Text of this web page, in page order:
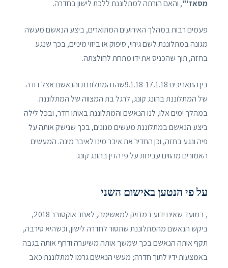
מסאז'", והאם הורתה למתלוננת ללכת לישון בחדרה.
פעמים רבות במהלך האירועים המתוארים, ביצע הנאשם מעשה
מגונה במתלוננת לשם גירוי, סיפוק או ביזוי מיניים, בכך שנגע
בחזה, תוך שהכניס את ידו מתחת לחולצתה.
בין התאריכים 9.1.18-17.1.18שהו המתלוננת והנאשם אצל דודה
של המתלוננת בהונג קונג, לרגל בת המצווה של המתלוננת.
במהלך ימים אלו, לנו הנאשם והמתלוננת באותו חדר, ובכל לילה
ביצע הנאשם במתלוננת מעשים מגונים, בכך שנישק אותה על
פיה ונגע בחזה, וכן החדיר את איבר מינו לאיבר מינה. המעשים
האמורים מהווים עבירות על פי הדין בהונג קונג.
על פי הנטען באישום השני
, במועד שאינו ידוע במדויק למאשימה, לאחר אוקטובר 2018,
ביקש הנאשם מהמתלוננת שתסור לחדרה לישון, וכשהיא סירבה,
תקף אותה הנאשם בכך שמשך אותה משיערה ודחף אותה בגבה
באמצעות ידיו לתוך חדרה; מעשי הנאשם גרמו למתלוננת כאב